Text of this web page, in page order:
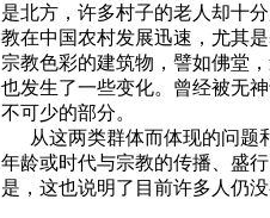
是北方，许多村子的老人却十
教在中国农村发展迅速，尤其
宗教色彩的建筑物，譬如佛堂
也发生了一些变化。曾经被无
不可少的部分。
从这两类群体而体现的问题
年龄或时代与宗教的传播、盛
是，这也说明了目前许多人仍